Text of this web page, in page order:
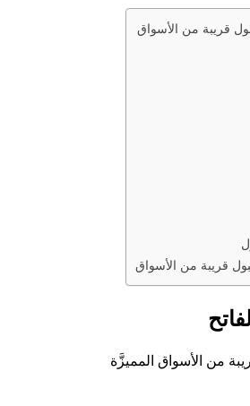
قريبة من الأسواق
قريبة من الأسواق